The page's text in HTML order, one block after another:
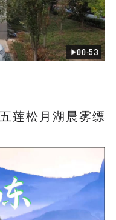
00:53
莲松月湖晨雾缥